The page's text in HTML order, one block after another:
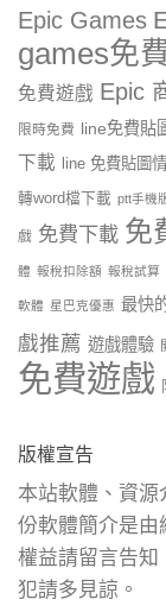
Epic Games
games免
免費遊戲 Epic
限時免費 line免費貼
下載
line 免費貼圖
轉word檔下載 ptt手機
戲 免費下載 免
體 報稅扣除額 報稅試算
軟體 星巴克優惠 最快
戲推薦 遊戲體驗
免費遊戲
版權宣告
本站軟體、資
份軟體簡介是由
權益請留言告知
犯請多見諒。